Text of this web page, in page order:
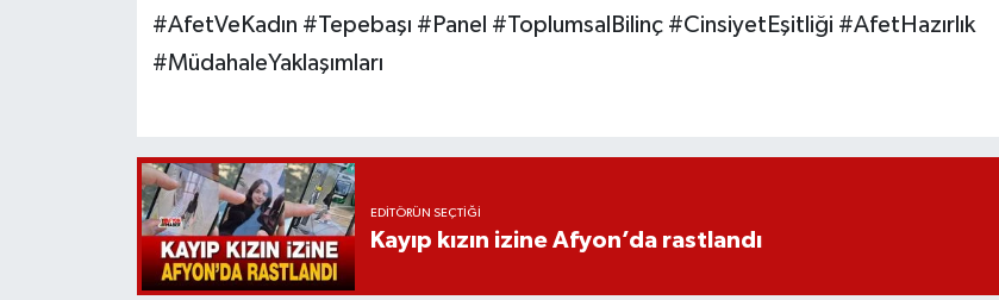
#AfetVeKadın #Tepebaşı #Panel #ToplumsalBilinç #CinsiyetEşitliği #AfetHazırlık
#MüdahaleYaklaşımları
EDITÖRÜN SEÇTIĞI
Kayıp kızın izine Afyon’da rastlandı